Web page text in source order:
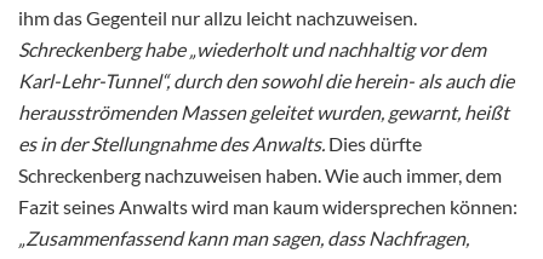
ihm das Gegenteil nur allzu leicht nachzuweisen.
Schreckenberg habe „wiederholt und nachhaltig vor dem
Karl-Lehr-Tunnel“, durch den sowohl die herein- als auch die
herausströmenden Massen geleitet wurden, gewarnt, heißt
es in der Stellungnahme des Anwalts. Dies dürfte
Schreckenberg nachzuweisen haben. Wie auch immer, dem
Fazit seines Anwalts wird man kaum widersprechen können:
„Zusammenfassend kann man sagen, dass Nachfragen,